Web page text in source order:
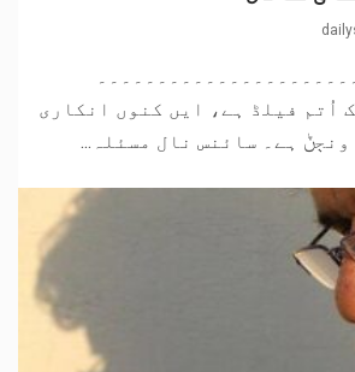
اُتم فیلڈ ہے، ایں کنوں انکاری
ہے۔ سائنس نال مسئلہ...